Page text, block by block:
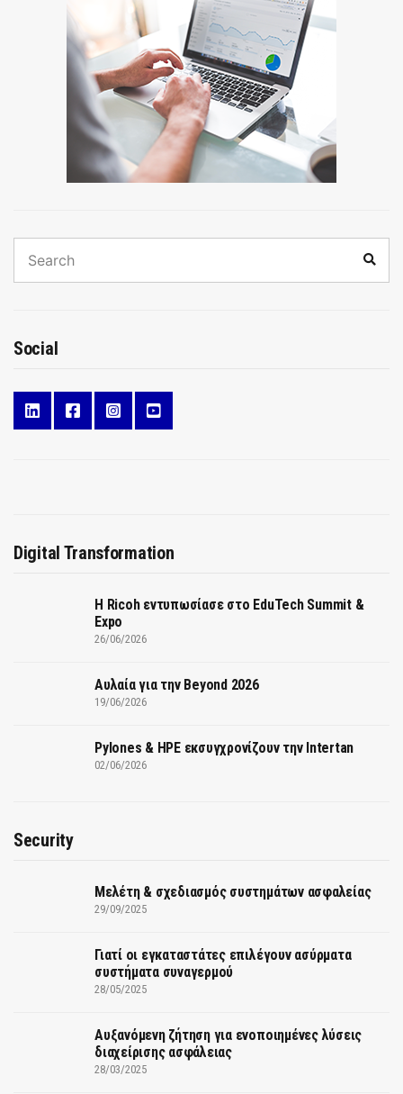
for:
Social
Digital Transformation
Η Ricoh εντυπωσίασε στο EduTech Summit &
Expo
26/06/2026
Αυλαία για την Beyond 2026
19/06/2026
Pylones & HPE εκσυγχρονίζουν την Intertan
02/06/2026
Security
Μελέτη & σχεδιασμός συστημάτων ασφαλείας
29/09/2025
Γιατί οι εγκαταστάτες επιλέγουν ασύρματα
συστήματα συναγερμού
28/05/2025
Αυξανόμενη ζήτηση για ενοποιημένες λύσεις
διαχείρισης ασφάλειας
28/03/2025